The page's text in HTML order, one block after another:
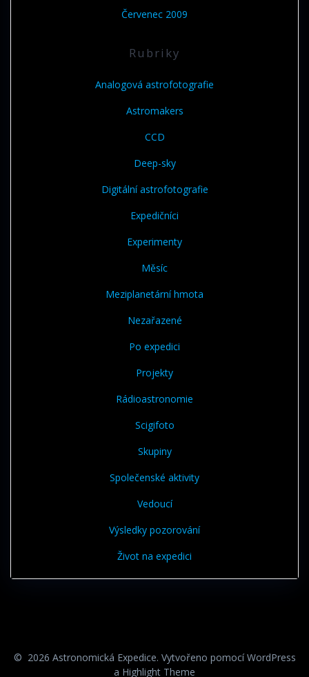
Červenec 2009
Rubriky
Analogová astrofotografie
Astromakers
CCD
Deep-sky
Digitální astrofotografie
Expedičníci
Experimenty
Měsíc
Meziplanetární hmota
Nezařazené
Po expedici
Projekty
Rádioastronomie
Scigifoto
Skupiny
Společenské aktivity
Vedoucí
Výsledky pozorování
Život na expedici
© 2026 Astronomická Expedice. Vytvořeno pomocí WordPress
a Highlight Theme